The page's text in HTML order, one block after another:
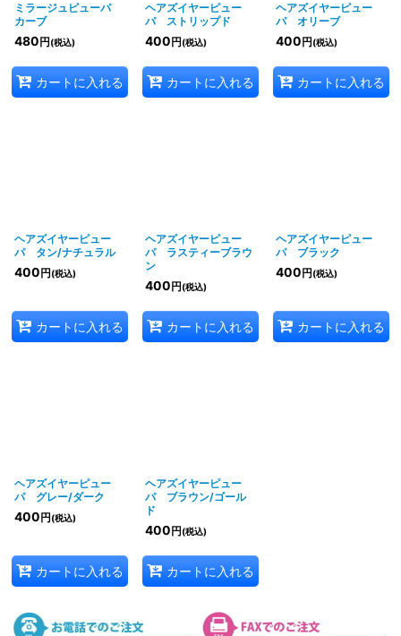
ミラージュピューパ
カーブ
480 円 (税込)
カートに入れる
ヘアズイヤーピュー
パ ストリップド
400 円 (税込)
カートに入れる
ヘアズイヤーピュー
パ オリーブ
400 円 (税込)
カートに入れる
ヘアズイヤーピュー
パ タン/ナチュラル
400 円 (税込)
カートに入れる
ヘアズイヤーピュー
パ ラスティーブラウ
ン
400 円 (税込)
カートに入れる
ヘアズイヤーピュー
パ ブラック
400 円 (税込)
カートに入れる
ヘアズイヤーピュー
パ グレー/ダーク
400 円 (税込)
カートに入れる
ヘアズイヤーピュー
パ ブラウン/ゴール
ド
400 円 (税込)
カートに入れる